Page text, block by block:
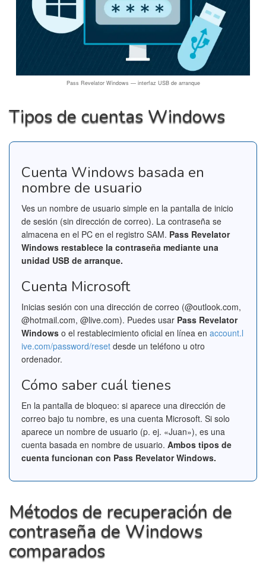
Pass Revelator Windows — interfaz USB de arranque
Tipos de cuentas Windows
Cuenta Windows basada en
nombre de usuario
Ves un nombre de usuario simple en la pantalla de inicio
de sesión (sin dirección de correo). La contraseña se
almacena en el PC en el registro SAM. Pass Revelator
Windows restablece la contraseña mediante una
unidad USB de arranque.
Cuenta Microsoft
Inicias sesión con una dirección de correo (@outlook.com,
@hotmail.com, @live.com). Puedes usar Pass Revelator
Windows o el restablecimiento oficial en línea en account.l
ive.com/password/reset desde un teléfono u otro
ordenador.
Cómo saber cuál tienes
En la pantalla de bloqueo: si aparece una dirección de
correo bajo tu nombre, es una cuenta Microsoft. Si solo
aparece un nombre de usuario (p. ej. «Juan»), es una
cuenta basada en nombre de usuario. Ambos tipos de
cuenta funcionan con Pass Revelator Windows.
Métodos de recuperación de
contraseña de Windows
comparados